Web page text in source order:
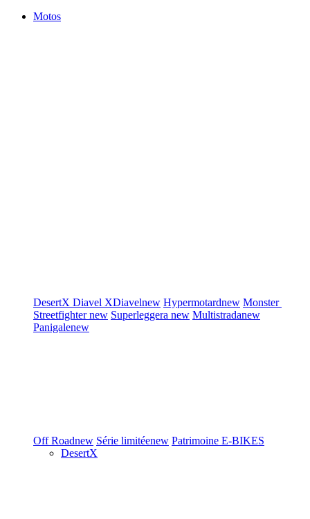
Motos
DesertX Diavel XDiavelnew Hypermotardnew Monster
Streetfighternew Superleggera new Multistradanew
Panigalenew
Off Roadnew Série limitéenew Patrimoine E-BIKES
DesertX